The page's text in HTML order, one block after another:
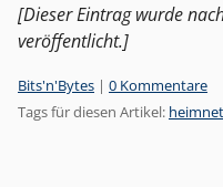
[Dieser Eintrag wurde
veröffentlicht.]
Kategorien:
Bits'n'Bytes | 0 Kommentare
Tags für diesen Artikel: